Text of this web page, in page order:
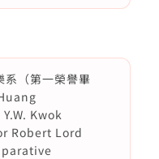
系（第一榮譽畢
Kwok
Robert Lord